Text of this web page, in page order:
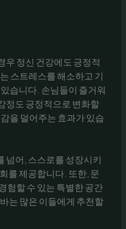
우 정신 건강에도 긍정적
스트레스를 해소하고 기
습니다. 손님들이 즐거워
정도 긍정적으로 변화할
을 덜어주는 효과가 있습
넘어, 스스로를 성장시키
를 제공합니다. 또한, 문
험할 수 있는 특별한 공간
는 많은 이들에게 추천할